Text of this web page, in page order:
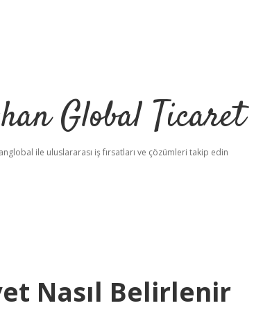
Global Ticaret
ile uluslararası iş fırsatları ve çözümleri takip edin
Nasıl Belirlenir